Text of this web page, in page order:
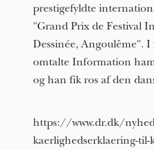
prestigefyldte
"Grand Prix de Festival
Dessinée, Angoulême".
omtalte Information
og han fik ros af den
https://www.dr.dk/
kaerlighedserklaering-til-